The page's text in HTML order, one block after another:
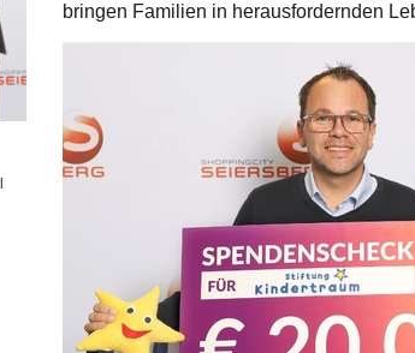
bringen Familien in herausfordernden